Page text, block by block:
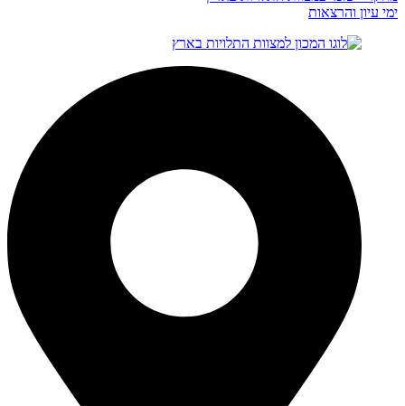
ימי עיון והרצאות